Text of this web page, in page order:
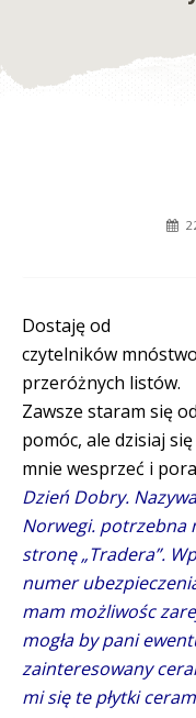
Dostaję od
czytelników mnóstwo
przeróżnych listów.
Zawsze staram się
pomóc, ale dzisiaj
mnie wesprzeć i
Dzień Dobry.
Norwegi. potrzebna
stronę „Tradera”.
numer
mam możliwośc
mogła by pani
zainteresowany
mi się te płytki